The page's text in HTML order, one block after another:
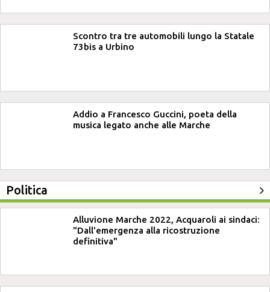
Scontro tra tre automobili lungo la Statale
73bis a Urbino
Addio a Francesco Guccini, poeta della
musica legato anche alle Marche
Politica
Alluvione Marche 2022, Acquaroli ai sindaci:
"Dall'emergenza alla ricostruzione
definitiva"